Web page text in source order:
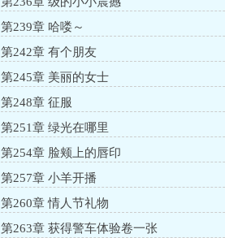
第239章 哈喽～
第242章 有个朋友
第245章 美丽的女士
第248章 征服
第251章 绿光在哪里
第254章 脸颊上的唇印
第257章 小羊开播
第260章 情人节礼物
第263章 获得警车体验卷一张